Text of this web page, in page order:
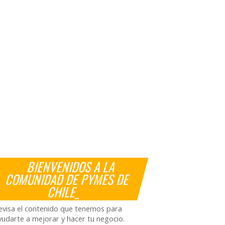
BIENVENIDOS A LA
COMUNIDAD DE PYMES DE
CHILE_
el contenido que tenemos para
a mejorar y hacer tu negocio.